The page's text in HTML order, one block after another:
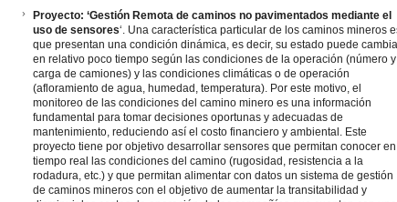
Proyecto: ‘Gestión Remota de caminos no pavimentados mediante el
uso de sensores‘. Una característica particular de los caminos mineros
que presentan una condición dinámica, es decir, su estado puede
en relativo poco tiempo según las condiciones de la operación (número y
carga de camiones) y las condiciones climáticas o de operación
(afloramiento de agua, humedad, temperatura). Por este motivo, el
monitoreo de las condiciones del camino minero es una información
fundamental para tomar decisiones oportunas y adecuadas de
mantenimiento, reduciendo así el costo financiero y ambiental. Este
proyecto tiene por objetivo desarrollar sensores que permitan conocer en
tiempo real las condiciones del camino (rugosidad, resistencia a la
rodadura, etc.) y que permitan alimentar con datos un sistema de gestión
de caminos mineros con el objetivo de aumentar la transitabilidad y